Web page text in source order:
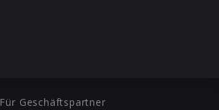
Für Geschäftspartner